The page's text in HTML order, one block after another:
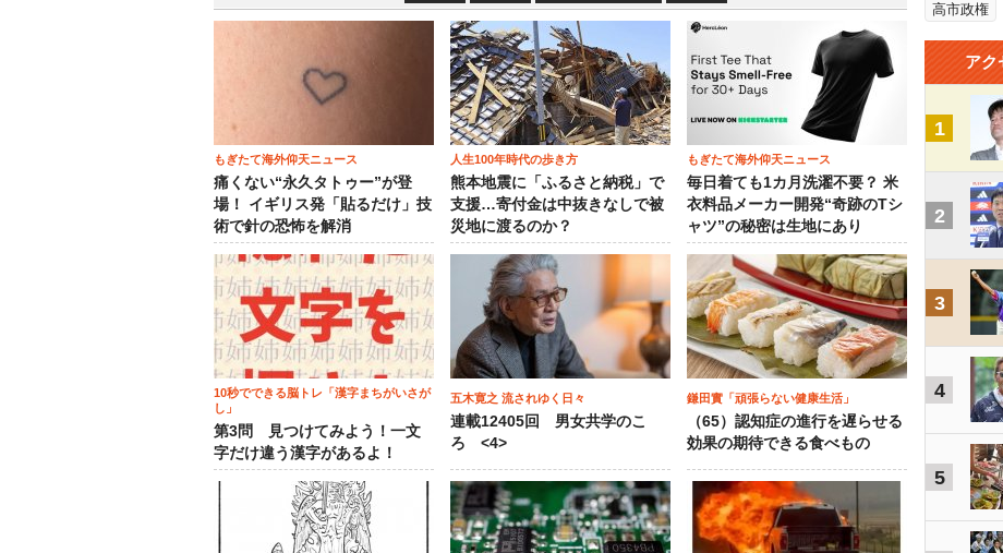
もぎたて海外仰天ニュース
痛くない“永久タトゥー”が登
場！ イギリス発「貼るだけ」技
術で針の恐怖を解消
人生100年時代の歩き方
熊本地震に「ふるさと納税」で
支援…寄付金は中抜きなしで被
災地に渡るのか？
もぎたて海外仰天ニュース
毎日着ても1カ月洗濯不要？ 米
衣料品メーカー開発“奇跡のTシ
ャツ”の秘密は生地にあり
10秒でできる脳トレ「漢字まちがいさが
し」
第3問 見つけてみよう！一文
字だけ違う漢字があるよ！
五木寛之 流されゆく日々
連載12405回 男女共学のこ
ろ <4>
鎌田實「頑張らない健康生活」
（65）認知症の進行を遅らせる
効果の期待できる食べもの
高市政権
アク
1
2
3
4
5